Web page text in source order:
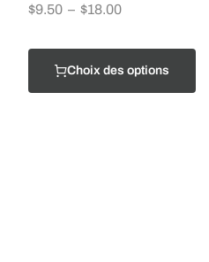
$9.50 – $18.00
Choix des options